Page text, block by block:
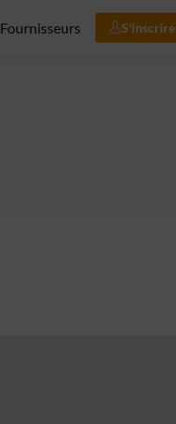
Fournisseurs S'inscrire